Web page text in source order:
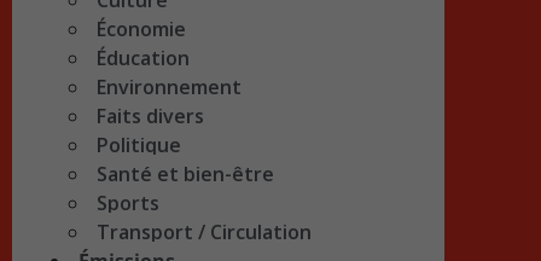
Économie
Éducation
Environnement
Faits divers
Politique
Santé et bien-être
Sports
Transport / Circulation